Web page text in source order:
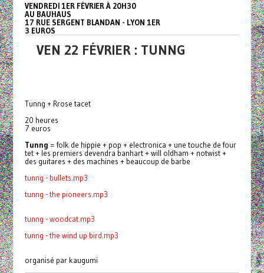
VENDREDI 1ER FÉVRIER À 20H30
AU BAUHAUS
17 RUE SERGENT BLANDAN - LYON 1ER
3 EUROS
VEN 22 FÉVRIER : TUNNG
Tunng + Rrose tacet
20 heures
7 euros
Tunng = folk de hippie + pop + electronica + une touche de four
tet + les premiers devendra banhart + will oldham + notwist +
des guitares + des machines + beaucoup de barbe
tunng - bullets.mp3
tunng - the pioneers.mp3
tunng - woodcat.mp3
tunng - the wind up bird.mp3
organisé par kaugumi